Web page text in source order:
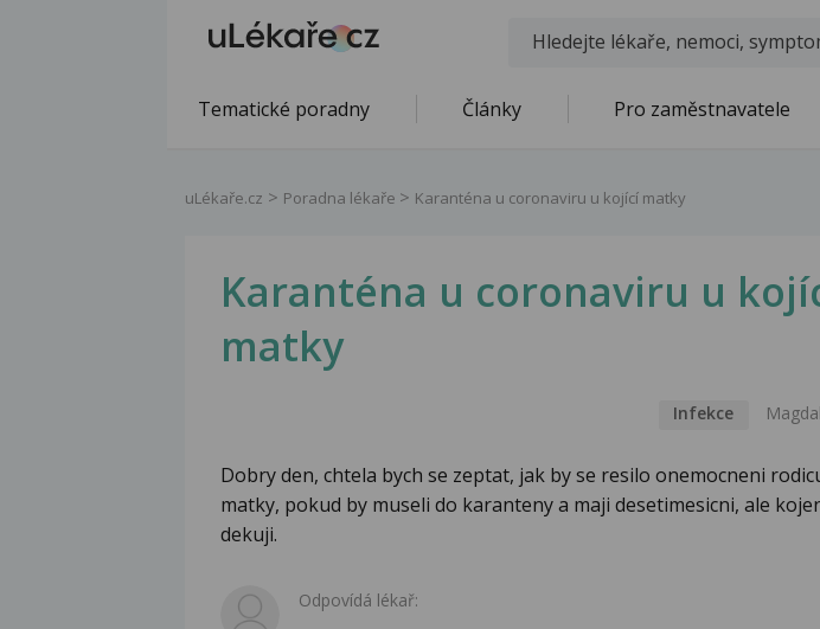
Tematické poradny Články Pro zaměstnavatele
uLékaře.cz Poradna lékaře Karanténa u coronaviru u kojící matky
Karanténa u coronaviru u
matky
Infekce
Dobry den, chtela bych se zeptat, jak by se resilo onemocneni
matky, pokud by museli do karanteny a maji desetimesicni, ale
dekuji.
Odpovídá lékař: